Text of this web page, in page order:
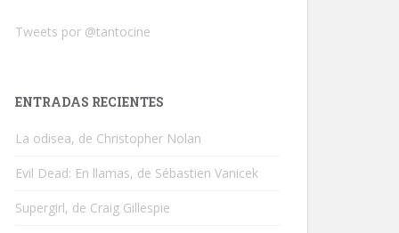
Tweets por @tantocine
ENTRADAS RECIENTES
La odisea, de Christopher Nolan
Evil Dead: En llamas, de Sébastien Vanicek
Supergirl, de Craig Gillespie